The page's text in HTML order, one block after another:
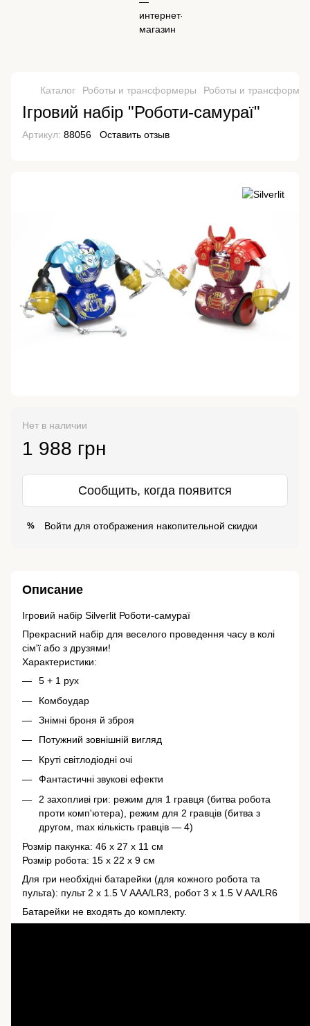
Каталог Роботы и трансформеры Роботы и
Ігровий набір "Роботи-самураї"
Артикул: 88056 Оставить отзыв
Нет в наличии
1 988 грн
Сообщить, когда появится
% Войти для отображения накопительной скидки
Описание
Ігровий набір Silverlit Роботи-самураї
Прекрасний набір для веселого проведення часу в колі
сім'ї або з друзями!
Характеристики:
5 + 1 рух
Комбоудар
Знімні броня й зброя
Потужний зовнішній вигляд
Круті світлодіодні очі
Фантастичні звукові ефекти
2 захопливі гри: режим для 1 гравця (битва робота
проти комп'ютера), режим для 2 гравців (битва з
другом, max кількість гравців — 4)
Розмір пакунка: 46 х 27 х 11 см
Розмір робота: 15 х 22 х 9 см
Для гри необхідні батарейки (для кожного робота та
пульта): пульт 2 х 1.5 V ААА/LR3, робот 3 х 1.5 V AA/LR6
Батарейки не входять до комплекту.